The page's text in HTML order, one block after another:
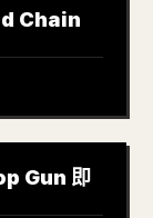
Chain
Gun 即